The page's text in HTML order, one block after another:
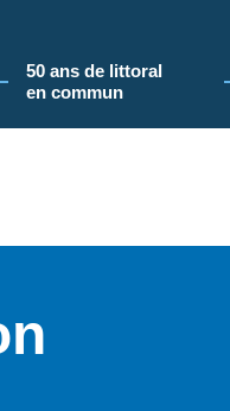
navigation sur le site du
50 ans de littoral
en commun​